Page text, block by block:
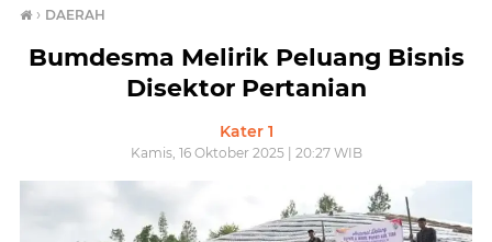
› DAERAH
Bumdesma Melirik Peluang Bisnis
Disektor Pertanian
Kater 1
Kamis, 16 Oktober 2025 | 20:27 WIB